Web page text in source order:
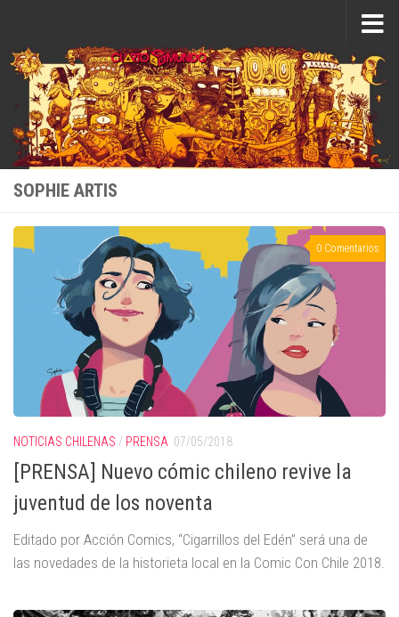
SOPHIE ARTIS
0 Comentarios
NOTICIAS CHILENAS / PRENSA 07/05/2018
[PRENSA] Nuevo cómic chileno revive la
juventud de los noventa
Editado por Acción Comics, “Cigarrillos del Edén” será una de
las novedades de la historieta local en la Comic Con Chile 2018.